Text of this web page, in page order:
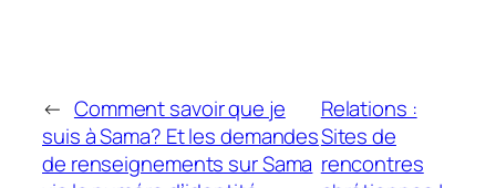
← Comment savoir que je
suis à Sama? Et les demandes
de renseignements sur Sama
Relations :
Sites de
rencontres